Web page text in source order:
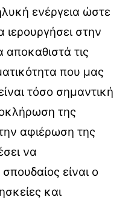
ενέργεια ώστε
στην
τις
που μας
τόσο σημαντική
της
αφιέρωση της
να
είναι ο
και